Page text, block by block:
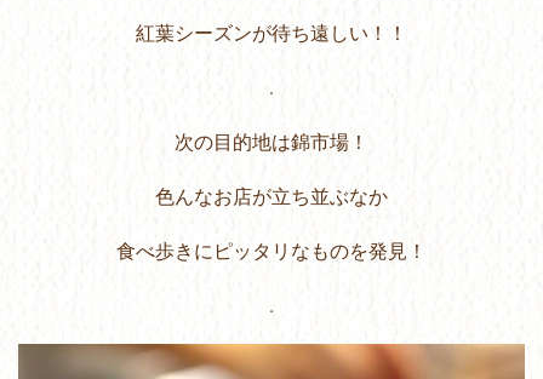
紅葉シーズンが待ち遠しい！！
.
次の目的地は錦市場！
色んなお店が立ち並ぶなか
食べ歩きにピッタリなものを発見！
.